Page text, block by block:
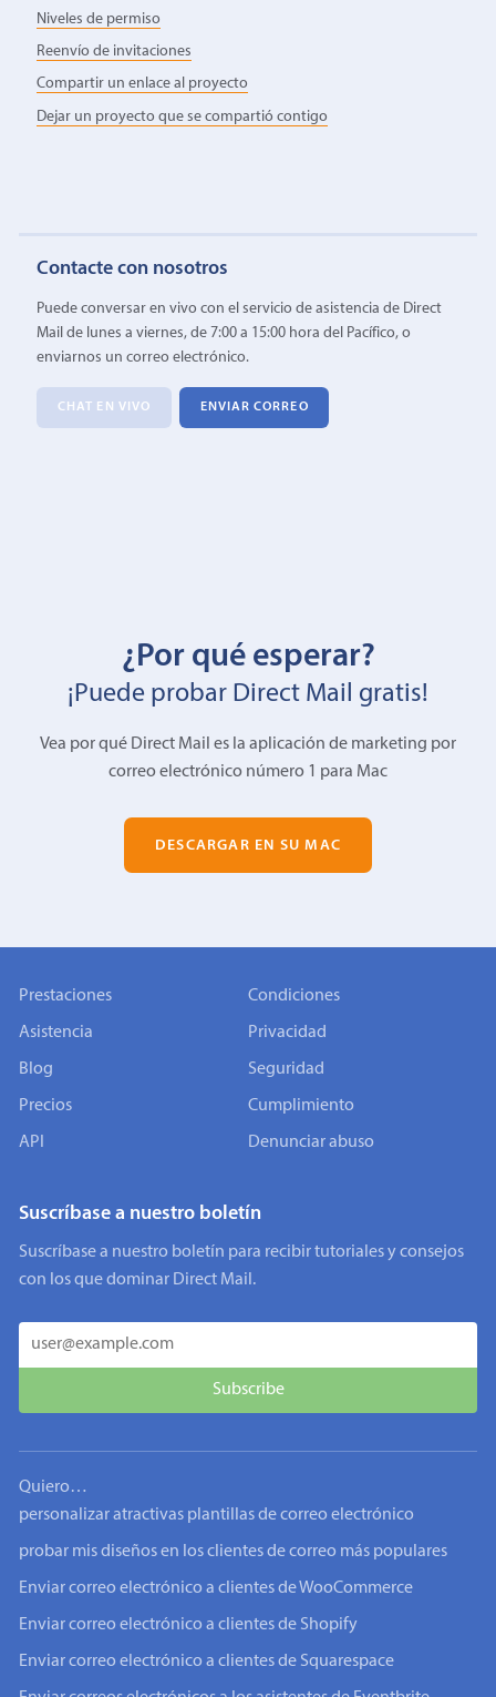
Niveles de permiso
Reenvío de invitaciones
Compartir un enlace al proyecto
Dejar un proyecto que se compartió contigo
Contacte con nosotros
Puede conversar en vivo con el servicio de asistencia de Direct
Mail de lunes a viernes, de 7:00 a 15:00 hora del Pacífico, o
enviarnos un correo electrónico.
CHAT EN VIVO ENVIAR CORREO
¿Por qué esperar?
¡Puede probar Direct Mail gratis!
Vea por qué Direct Mail es la aplicación de marketing por
correo electrónico número 1 para Mac
DESCARGAR EN SU MAC
Prestaciones
Asistencia
Blog
Precios
API
Condiciones
Privacidad
Seguridad
Cumplimiento
Denunciar abuso
Suscríbase a nuestro boletín
Suscríbase a nuestro boletín para recibir tutoriales y consejos
con los que dominar Direct Mail.
Quiero…
personalizar atractivas plantillas de correo electrónico
probar mis diseños en los clientes de correo más populares
Enviar correo electrónico a clientes de WooCommerce
Enviar correo electrónico a clientes de Shopify
Enviar correo electrónico a clientes de Squarespace